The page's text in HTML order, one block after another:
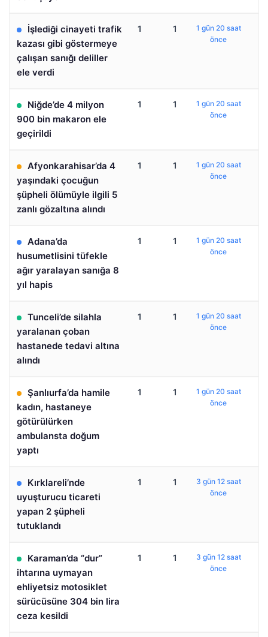
İşlediği cinayeti trafik
kazası gibi göstermeye
çalışan sanığı deliller
ele verdi
1 1
1 gün 20 saat
önce
Niğde’de 4 milyon
900 bin makaron ele
geçirildi
1 1
1 gün 20 saat
önce
Afyonkarahisar’da 4
yaşındaki çocuğun
şüpheli ölümüyle ilgili 5
zanlı gözaltına alındı
1 1
1 gün 20 saat
önce
Adana’da
husumetlisini tüfekle
ağır yaralayan sanığa 8
yıl hapis
1 1
1 gün 20 saat
önce
Tunceli’de silahla
yaralanan çoban
hastanede tedavi altına
alındı
1 1
1 gün 20 saat
önce
Şanlıurfa’da hamile
kadın, hastaneye
götürülürken
ambulansta doğum
yaptı
1 1
1 gün 20 saat
önce
Kırklareli’nde
uyuşturucu ticareti
yapan 2 şüpheli
tutuklandı
1 1
3 gün 12 saat
önce
Karaman’da “dur”
ihtarına uymayan
ehliyetsiz motosiklet
sürücüsüne 304 bin lira
ceza kesildi
1 1
3 gün 12 saat
önce